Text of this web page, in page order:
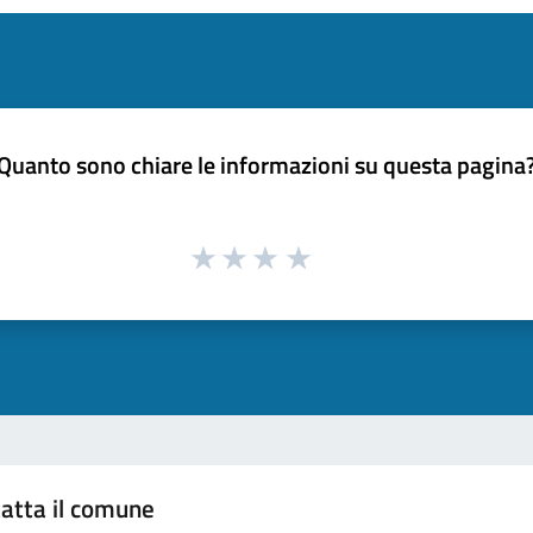
sono chiare le informazioni su questa
il comune